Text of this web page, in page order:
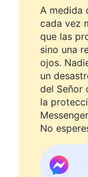
El reino
La persona
¿Quién no
(¿Quién no
¿Quién no
(¿Quién no
¡Oh, Sion!
A medida
cada vez
que las
sino una
ojos.
un
del Señor
la
No